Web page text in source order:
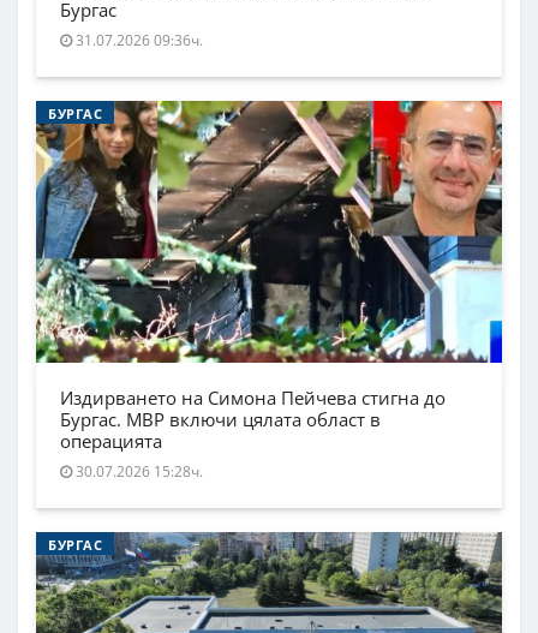
Бургас
31.07.2026 09:36ч.
БУРГАС
Издирването на Симона Пейчева стигна до
Бургас. МВР включи цялата област в
операцията
30.07.2026 15:28ч.
БУРГАС